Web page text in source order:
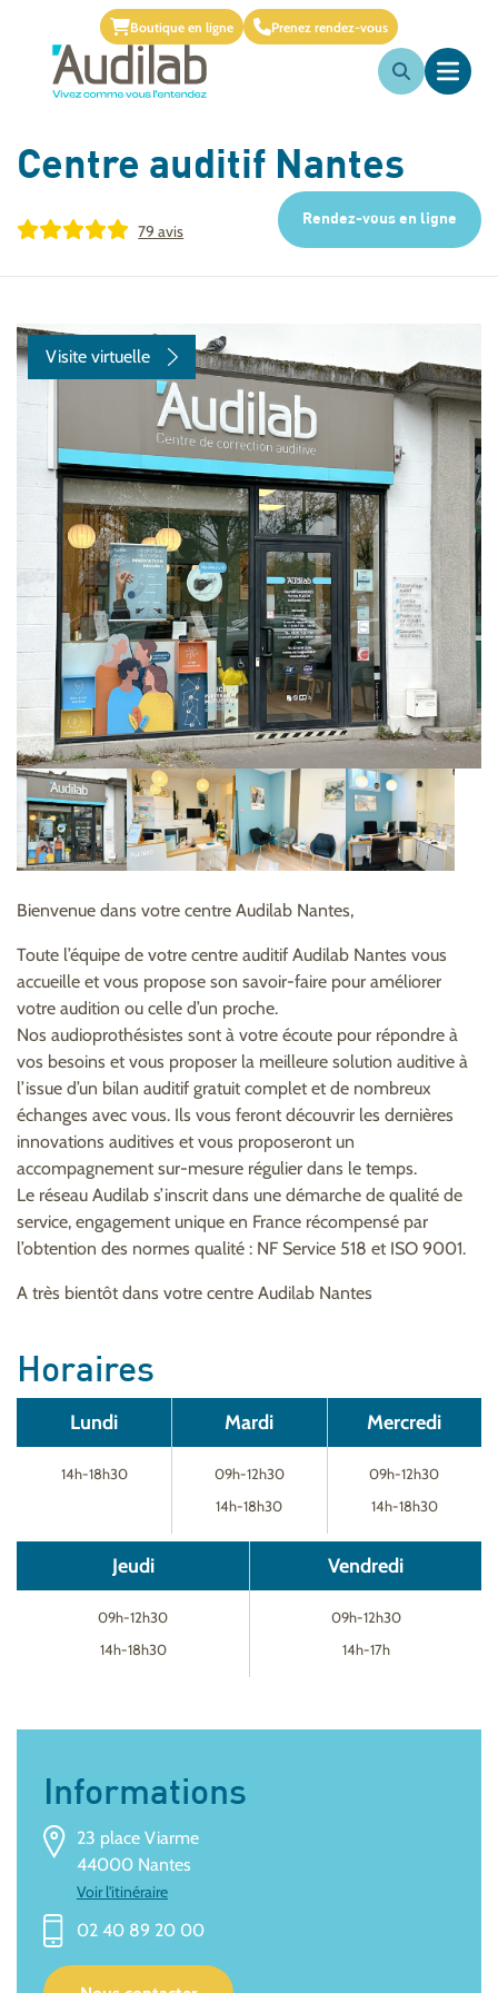
Boutique en ligne Prenez rendez-vous
Centre auditif Nantes
79 avis
Rendez-vous en ligne
Informations
23 place Viarme
44000 Nantes
Voir l'itinéraire
02 40 89 20 00
Visite virtuelle
Bienvenue dans votre centre Audilab Nantes,
Toute l’équipe de votre centre auditif Audilab Nantes vous
accueille et vous propose son savoir-faire pour améliorer
votre audition ou celle d’un proche.
Nos audioprothésistes sont à votre écoute pour répondre à
vos besoins et vous proposer la meilleure solution auditive à
l’issue d’un bilan auditif gratuit complet et de nombreux
échanges avec vous. Ils vous feront découvrir les dernières
innovations auditives et vous proposeront un
accompagnement sur-mesure régulier dans le temps.
Le réseau Audilab s’inscrit dans une démarche de qualité de
service, engagement unique en France récompensé par
l’obtention des normes qualité : NF Service 518 et ISO 9001.
A très bientôt dans votre centre Audilab Nantes
Horaires
Lundi
14h-18h30
Mardi
09h-12h30
14h-18h30
Mercredi
09h-12h30
14h-18h30
Jeudi
09h-12h30
14h-18h30
Vendredi
09h-12h30
14h-17h